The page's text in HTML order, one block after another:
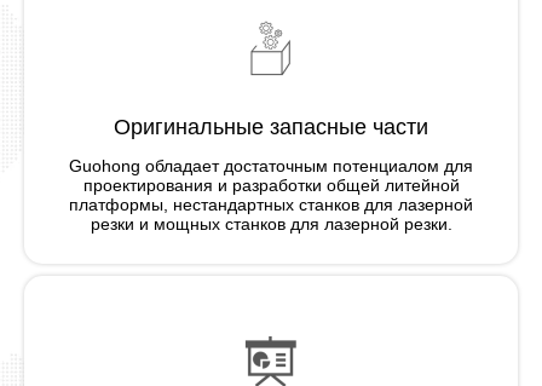
Оригинальные запасные части
Guohong обладает достаточным потенциалом для
проектирования и разработки общей литейной
платформы, нестандартных станков для лазерной
резки и мощных станков для лазерной резки.